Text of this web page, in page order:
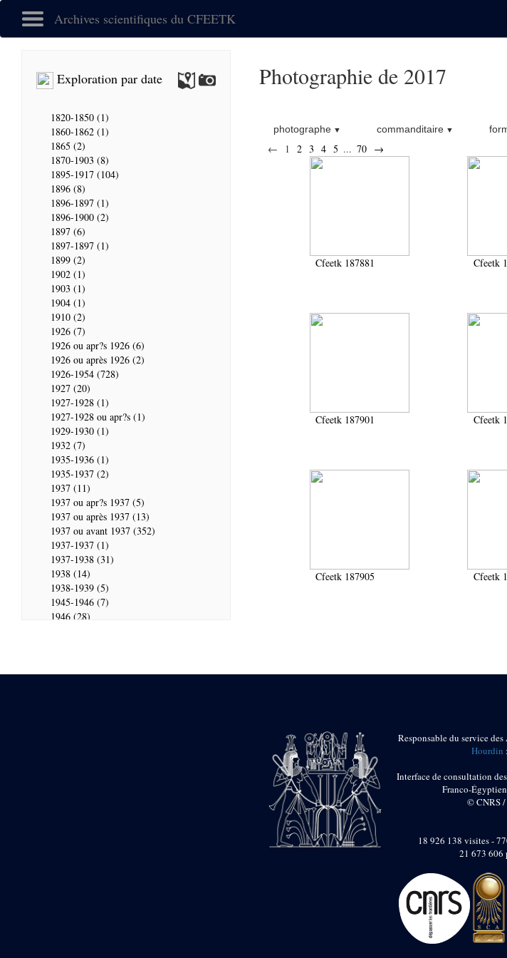
Archives scientifiques du CFEETK
Exploration par date
1820-1850 (1)
1860-1862 (1)
1865 (2)
1870-1903 (8)
1895-1917 (104)
1896 (8)
1896-1897 (1)
1896-1900 (2)
1897 (6)
1897-1897 (1)
1899 (2)
1902 (1)
1903 (1)
1904 (1)
1910 (2)
1926 (7)
1926 ou apr?s 1926 (6)
1926 ou après 1926 (2)
1926-1954 (728)
1927 (20)
1927-1928 (1)
1927-1928 ou apr?s (1)
1929-1930 (1)
1932 (7)
1935-1936 (1)
1935-1937 (2)
1937 (11)
1937 ou apr?s 1937 (5)
1937 ou après 1937 (13)
1937 ou avant 1937 (352)
1937-1937 (1)
1937-1938 (31)
1938 (14)
1938-1939 (5)
1945-1946 (7)
1946 (28)
1947-1952 (255)
Photographie de 2017
photographe commanditaire
← 1 2 3 4 5 ... 70 →
Cfeetk 187881 Cfeetk
Cfeetk 187901 Cfeetk
Cfeetk 187905 Cfeetk
Responsable du service
Hourdin
Interface de consultation
Franco-
© CNRS
18 926 138 visites -
21 673 606